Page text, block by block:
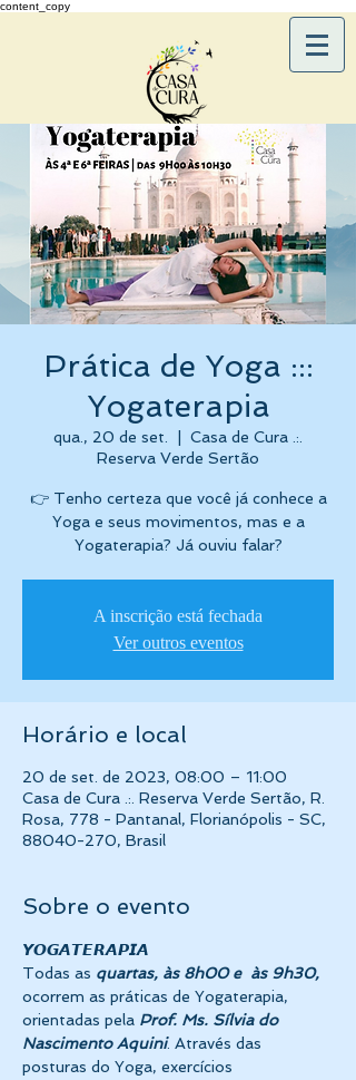
content_copy
Prática de Yoga :::
Yogaterapia
qua., 20 de set.
Casa de Cura .:.
Reserva Verde Sertão
👉 Tenho certeza que você já conhece a
Yoga e seus movimentos, mas e a
Yogaterapia? Já ouviu falar?
A inscrição está fechada
Ver outros eventos
Horário e local
20 de set. de 2023, 08:00 – 11:00
Casa de Cura .:. Reserva Verde Sertão, R.
Rosa, 778 - Pantanal, Florianópolis - SC,
88040-270, Brasil
Sobre o evento
𝙔𝙊𝙂𝘼𝙏𝙀𝙍𝘼𝙋𝙄𝘼
Todas as quartas, às 8h00 e às 9h30,
ocorrem as práticas de Yogaterapia,
orientadas pela Prof. Ms. Sílvia do
Nascimento Aquini. Através das
posturas do Yoga, exercícios